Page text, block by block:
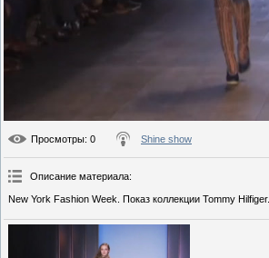
Просмотры: 0 Shine show
Описание материала:
New York Fashion Week. Показ коллекции Tommy Hilfiger.